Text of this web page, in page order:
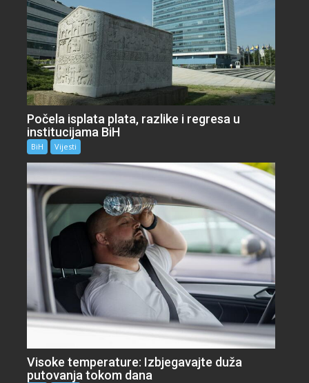
Počela isplata plata, razlike i regresa u
institucijama BiH
BiH Vijesti
Visoke temperature: Izbjegavajte duža
putovanja tokom dana